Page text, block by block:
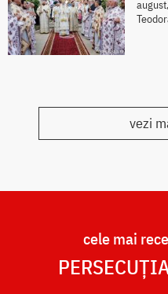
vezi
cele mai